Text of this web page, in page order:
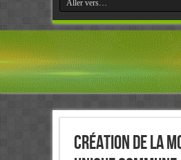
Création de la